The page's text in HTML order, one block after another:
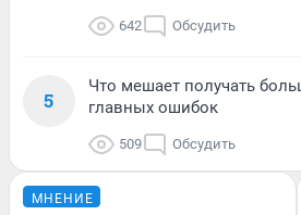
642 Обсудить
5
Что мешает получать
главных ошибок
509 Обсудить
МНЕНИЕ